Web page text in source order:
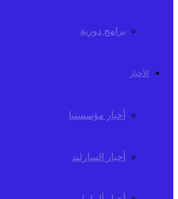
برامج دورية
الأخبار
أخبار مؤسستنا
أخبار السارلند